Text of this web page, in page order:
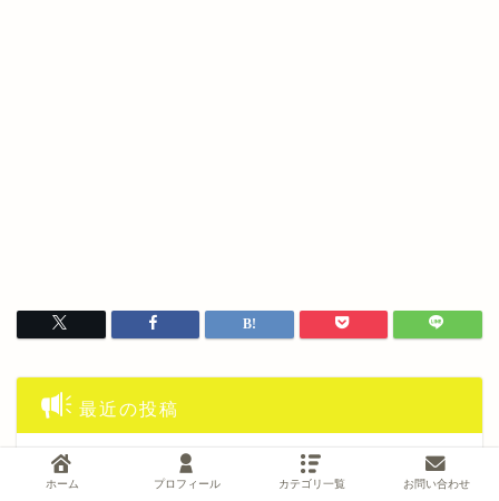
最近の投稿
お金があっても、子どもの心が満たされるとは限らな
ホーム プロフィール カテゴリ一覧 お問い合わせ